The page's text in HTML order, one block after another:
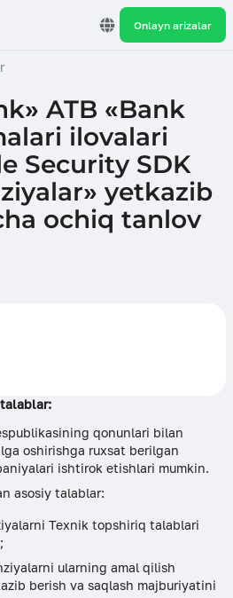
Onlayn arizalar
ATB «Bank
ilovalari
Security SDK
yetkazib
ochiq tanlov
qonunlari bilan
oshirishga ruxsat berilgan
ishtirok etishlari mumkin.
asosiy talablar:
Texnik topshiriq talablari
ularning amal qilish
berish va saqlash majburiyatini